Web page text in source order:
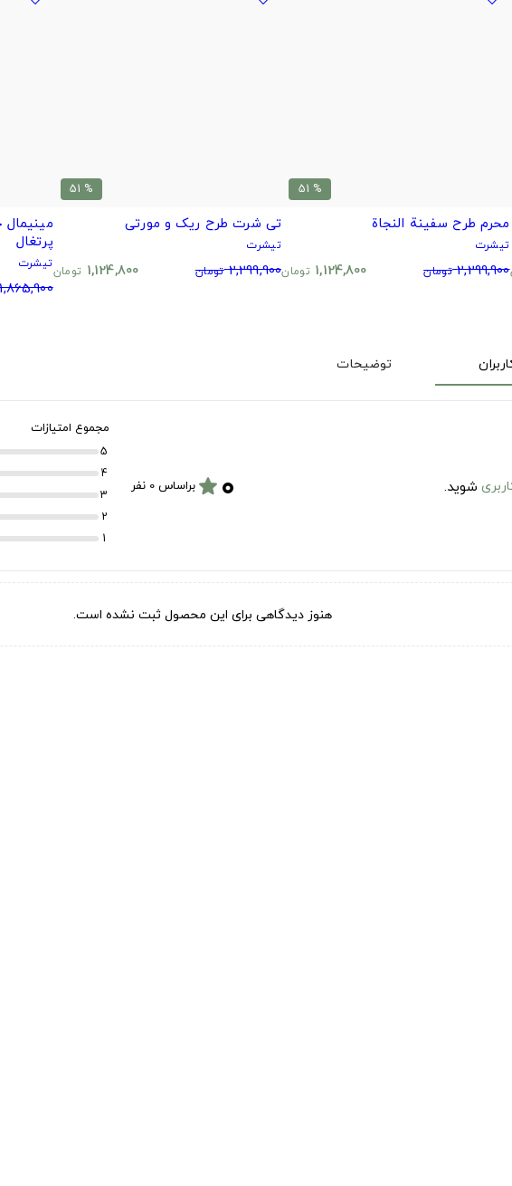
% 51
محرم طرح سفینة النجاة
تیشرت
2,299,900 تومان 1,124,800 تومان
% 51
تی شرت طرح ریک و مورتی
تیشرت
2,299,900 تومان 1,124,800 تومان
پرتغال
تیشرت
1,865,900
توضیحات
شوید. ۰ starبراساس 0 نفر
مجموع امتیازات
5
4
3
2
1
هنوز دیدگاهی برای این محصول ثبت نشده است.